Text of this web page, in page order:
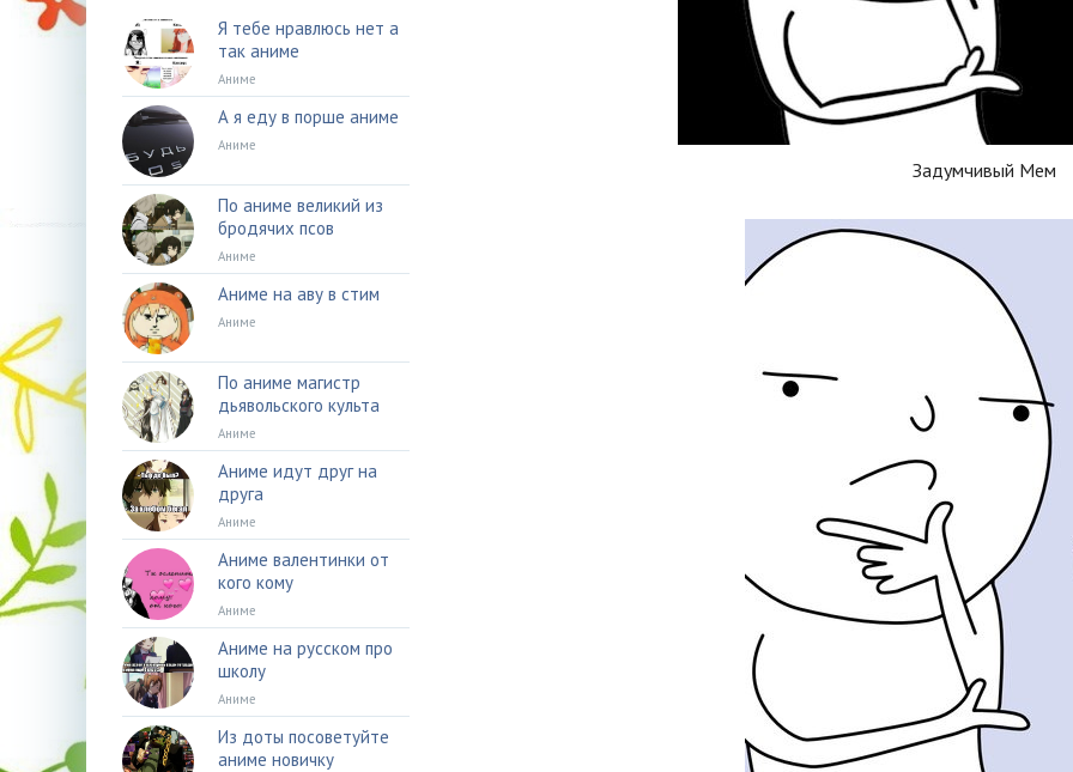
Задумчивый Мем
Я тебе нравлюсь нет а
так аниме
Аниме
А я еду в порше аниме
Аниме
По аниме великий из
бродячих псов
Аниме
Аниме на аву в стим
Аниме
По аниме магистр
дьявольского культа
Аниме
Аниме идут друг на
друга
Аниме
Аниме валентинки от
кого кому
Аниме
Аниме на русском про
школу
Аниме
Из доты посоветуйте
аниме новичку